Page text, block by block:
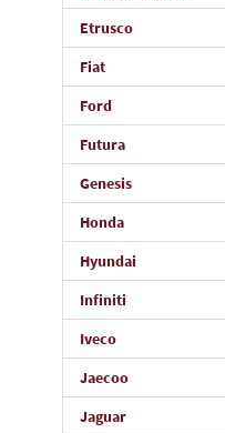
Etrusco
Fiat
Ford
Futura
Genesis
Honda
Hyundai
Infiniti
Iveco
Jaecoo
Jaguar